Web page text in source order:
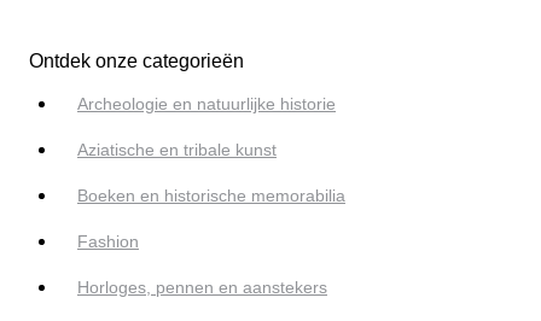
Ontdek onze categorieën
Archeologie en natuurlijke historie
Aziatische en tribale kunst
Boeken en historische memorabilia
Fashion
Horloges, pennen en aanstekers